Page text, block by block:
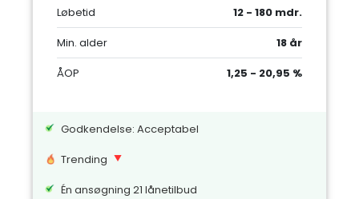
Løbetid
12 - 180 mdr.
Min. alder
18 år
ÅOP
1,25 - 20,95 %
Godkendelse: Acceptabel
Trending
Én ansøgning 21 lånetilbud